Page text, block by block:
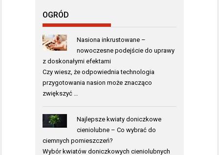
OGRÓD
Nasiona inkrustowane –
nowoczesne podejście do uprawy
z doskonałymi efektami
Czy wiesz, że odpowiednia technologia
przygotowania nasion może znacząco
zwiększyć …
Najlepsze kwiaty doniczkowe
cieniolubne – Co wybrać do
ciemnych pomieszczeń?
Wybór kwiatów doniczkowych cieniolubnych